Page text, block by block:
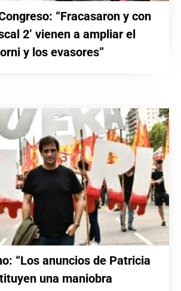
“Fracasaron y con
2’ vienen a ampliar el
y los evasores”
“Los anuncios de Patricia
una maniobra